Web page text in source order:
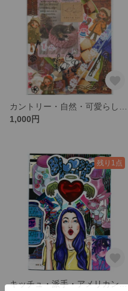
1,000円
残り1点
キッチュ・派手・アメリカン・コラージュ・ポストカード・ハガキ